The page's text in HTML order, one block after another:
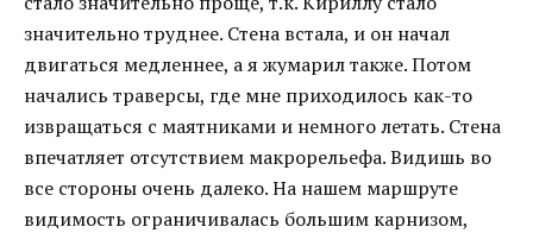
значительно труднее. Стена встала, и он начал
двигаться медленнее, а я жумарил также. Потом
начались траверсы, где мне приходилось как-то
извращаться с маятниками и немного летать. Стена
впечатляет отсутствием макрорельефа. Видишь во
все стороны очень далеко. На нашем маршруте
видимость ограничивалась большим карнизом,